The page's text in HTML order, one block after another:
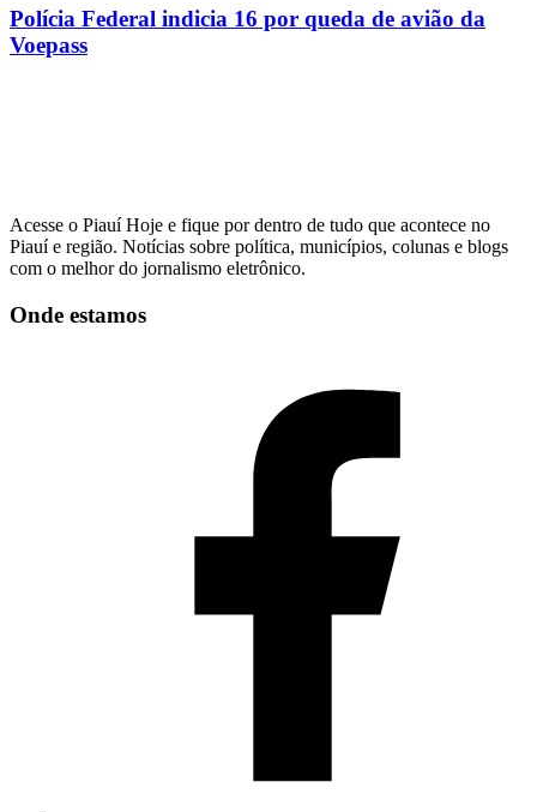
Polícia Federal indicia 16 por queda de avião da
Voepass
Acesse o Piauí Hoje e fique por dentro de tudo que acontece no
Piauí e região. Notícias sobre política, municípios, colunas e blogs
com o melhor do jornalismo eletrônico.
Onde estamos